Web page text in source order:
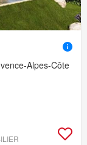
Alpes-Côte